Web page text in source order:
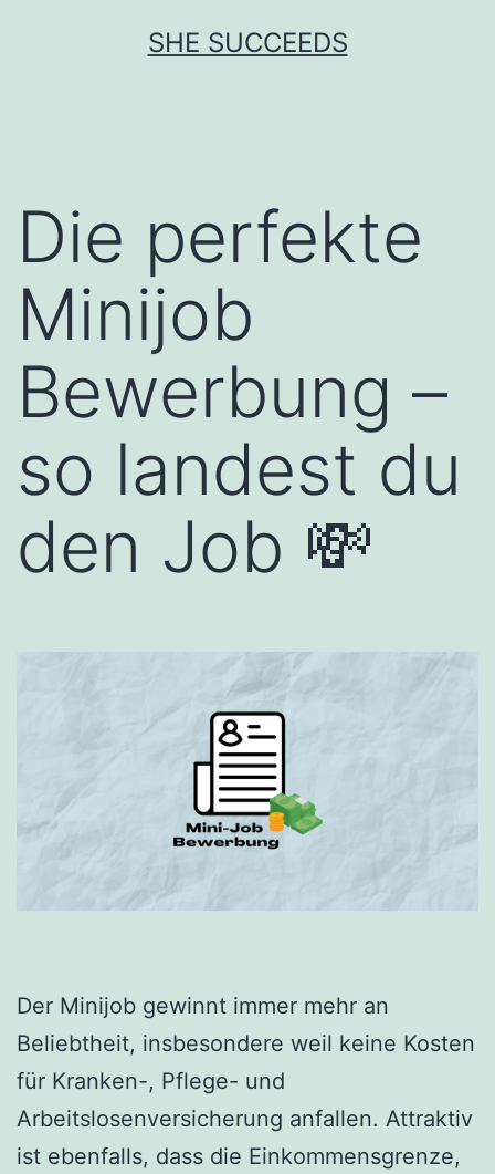
SHE SUCCEEDS
Die perfekte
Minijob
Bewerbung –
so landest du
den Job 💸
Der Minijob gewinnt immer mehr an
Beliebtheit, insbesondere weil keine Kosten
für Kranken-, Pflege- und
Arbeitslosenversicherung anfallen. Attraktiv
ist ebenfalls, dass die Einkommensgrenze,